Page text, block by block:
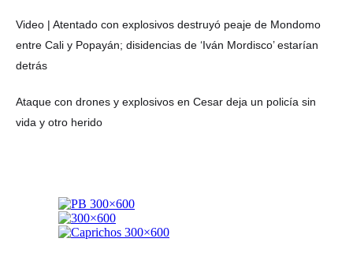
Video | Atentado con explosivos destruyó peaje de Mondomo
entre Cali y Popayán; disidencias de ‘Iván Mordisco’ estarían
detrás
Ataque con drones y explosivos en Cesar deja un policía sin
vida y otro herido